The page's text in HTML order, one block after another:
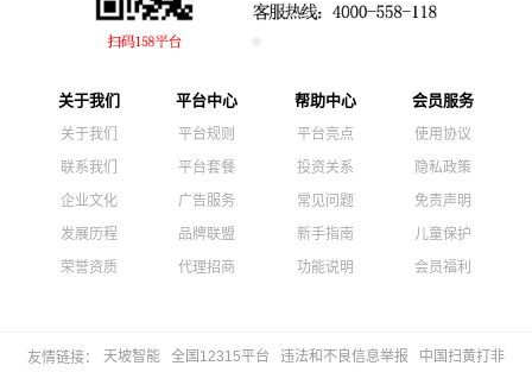
关于我们
关于我们
联系我们
企业文化
发展历程
荣誉资质
平台中心
平台规则
平台套餐
广告服务
品牌联盟
代理招商
帮助中心
平台亮点
投资关系
常见问题
新手指南
功能说明
会员服务
使用协议
隐私政策
免责声明
儿童保护
会员福利
友情链接： 天坡智能 全国12315平台 违法和不良信息举报 中国扫黄打非